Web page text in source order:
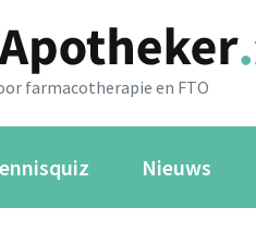
farmacotherapie en FTO
Nieuws